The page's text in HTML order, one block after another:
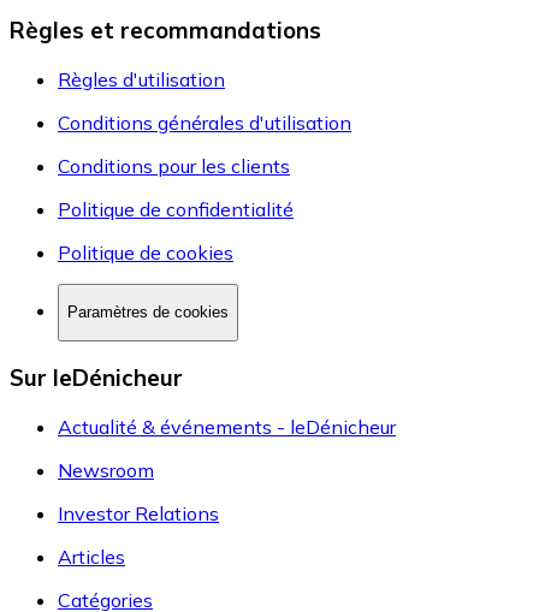
Règles et recommandations
Règles d'utilisation
Conditions générales d'utilisation
Conditions pour les clients
Politique de confidentialité
Politique de cookies
Paramètres de cookies
Sur leDénicheur
Actualité & événements - leDénicheur
Newsroom
Investor Relations
Articles
Catégories